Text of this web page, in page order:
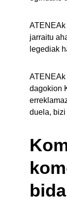
ATENEAk
jarraitu
legediak
dagokion
duela,